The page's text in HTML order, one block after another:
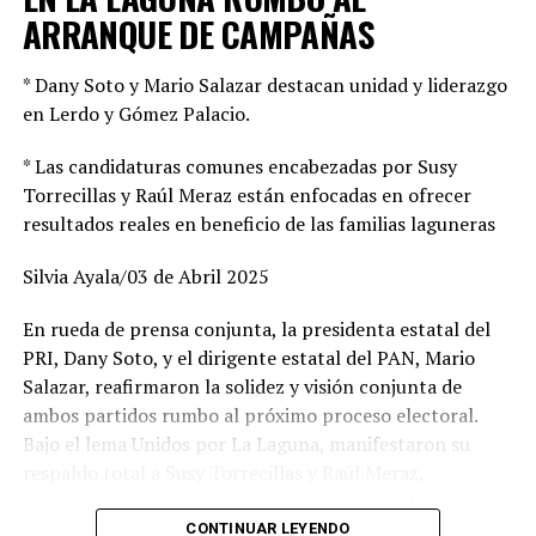
ARRANQUE DE CAMPAÑAS
* Dany Soto y Mario Salazar destacan unidad y liderazgo
en Lerdo y Gómez Palacio.
* Las candidaturas comunes encabezadas por Susy
Torrecillas y Raúl Meraz están enfocadas en ofrecer
resultados reales en beneficio de las familias laguneras
Silvia Ayala/03 de Abril 2025
En rueda de prensa conjunta, la presidenta estatal del
PRI, Dany Soto, y el dirigente estatal del PAN, Mario
Salazar, reafirmaron la solidez y visión conjunta de
ambos partidos rumbo al próximo proceso electoral.
Bajo el lema Unidos por La Laguna, manifestaron su
Gómez Palacio, respectivamente, a quienes describieron
CONTINUAR LEYENDO